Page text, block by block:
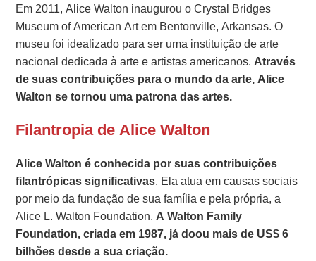
Em 2011, Alice Walton inaugurou o Crystal Bridges
Museum of American Art em Bentonville, Arkansas. O
museu foi idealizado para ser uma instituição de arte
nacional dedicada à arte e artistas americanos.Através
de suas contribuições para o mundo da arte, Alice
Walton se tornou uma patrona das artes.
Filantropia de Alice Walton
Alice Walton é conhecida por suas contribuições
filantrópicas significativas. Ela atua em causas sociais
por meio da fundação de sua família e pela própria, a
Alice L. Walton Foundation.A Walton Family
Foundation, criada em 1987, já doou mais de US$ 6
bilhões desde a sua criação.